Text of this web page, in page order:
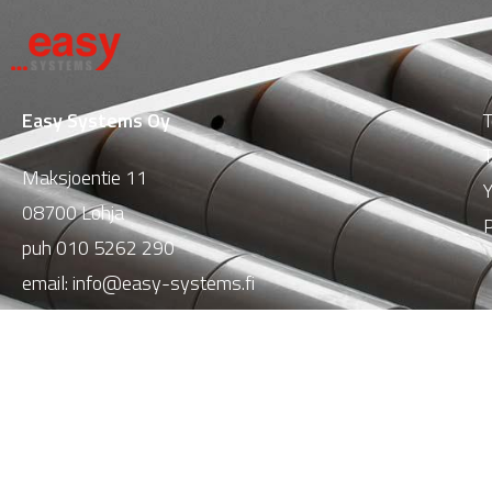
Easy Systems Oy
Maksjoentie 11
08700 Lohja
puh010 5262 290
email:info@easy-systems.fi